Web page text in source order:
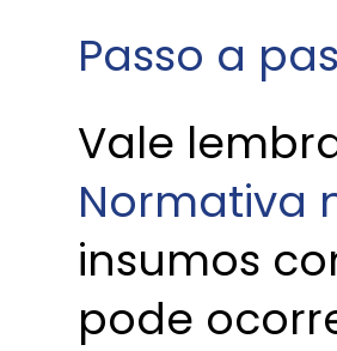
Passo a
Vale
Normativa
insumos
pode